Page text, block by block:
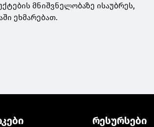
მნიშვნელობაზე ისაუბრეს,
ეხმარებათ.
რესურსები